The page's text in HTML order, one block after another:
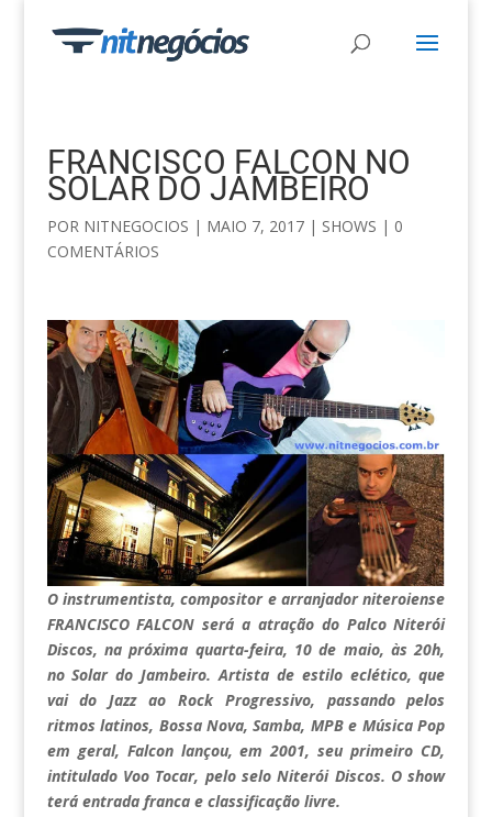
FRANCISCO FALCON NO
SOLAR DO JAMBEIRO
POR NITNEGOCIOS | MAIO 7, 2017| SHOWS | 0
COMENTÁRIOS
O instrumentista, compositor e arranjador niteroiense
FRANCISCO FALCON será a atração do Palco Niterói
Discos, na próxima quarta-feira, 10 de maio, às 20h,
no Solar do Jambeiro. Artista de estilo eclético, que
vai do Jazz ao Rock Progressivo, passando pelos
ritmos latinos, Bossa Nova, Samba, MPB e Música Pop
em geral, Falcon lançou, em 2001, seu primeiro CD,
intitulado Voo Tocar, pelo selo Niterói Discos. O show
terá entrada franca e classificação livre.